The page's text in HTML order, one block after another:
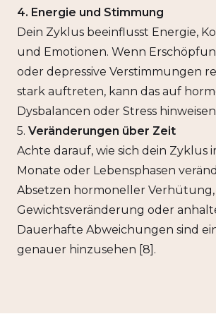
4. Energie und Stimmung
Dein Zyklus beeinflusst Energie,
und Emotionen. Wenn
oder depressive Verstimmungen
stark auftreten, kann das auf
Dysbalancen oder Stress hinweisen
5. Veränderungen über Zeit
Achte darauf, wie sich dein Zyklus
Monate oder Lebensphasen
Absetzen hormoneller Verhütung,
Gewichtsveränderung oder
Dauerhafte Abweichungen sind
genauer hinzusehen [8].